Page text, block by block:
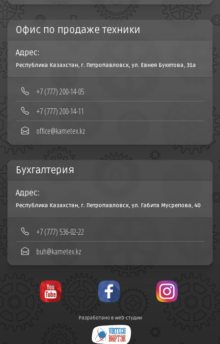
Офис по продаже техники
Адрес:
Республика Казахстан, г. Петропавловск, ул. Евнея Букетова, 31а
+7 (777) 200-14-05
+7 (777) 200-14-11
office@kametex.kz
Бухгалтерия
Адрес:
Республика Казахстан, г. Петропавловск, ул. Габита Мусрепова, 40
+7 (777) 536-02-22
buh@kametex.kz
Разработано в web-студии